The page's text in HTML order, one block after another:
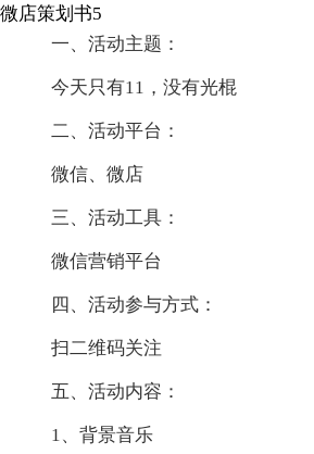
微店策划书5
一、活动主题：
今天只有11，没有光棍
二、活动平台：
微信、微店
三、活动工具：
微信营销平台
四、活动参与方式：
扫二维码关注
五、活动内容：
1、背景音乐